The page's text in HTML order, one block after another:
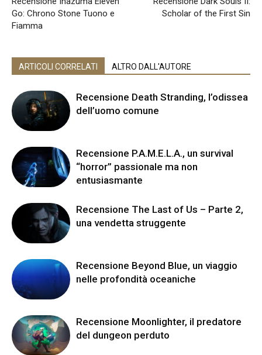
Go: Chrono Stone Tuono e
Fiamma
Scholar of the First Sin
ARTICOLI CORRELATI ALTRO DALL'AUTORE
Recensione Death Stranding, l’odissea
dell’uomo comune
Recensione P.A.M.E.L.A., un survival
“horror” passionale ma non
entusiasmante
Recensione The Last of Us – Parte 2,
una vendetta struggente
Recensione Beyond Blue, un viaggio
nelle profondità oceaniche
Recensione Moonlighter, il predatore
del dungeon perduto